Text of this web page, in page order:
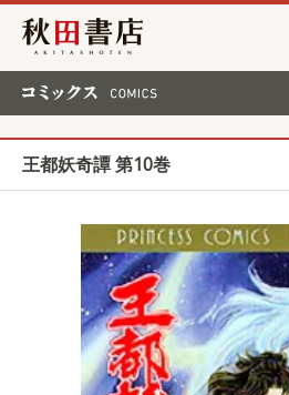
秋田書店
王都妖奇譚 第10巻